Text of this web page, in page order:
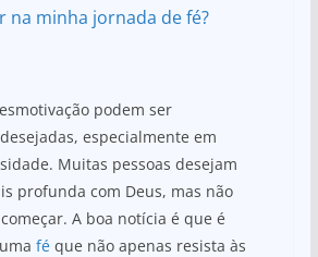
na minha jornada de fé?
podem ser
especialmente em
Muitas pessoas desejam
profunda com Deus, mas não
A boa notícia é que é
féque não apenas resista às